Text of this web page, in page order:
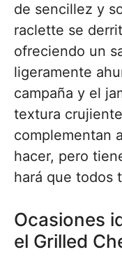
de sencillez y
raclette se
ofreciendo un
ligeramente
campaña y el
textura
complementan
hacer, pero
hará que todos
Ocasiones
el Grilled